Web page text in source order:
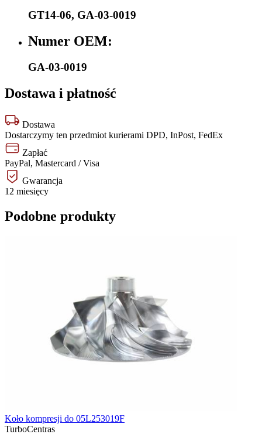
GT14-06, GA-03-0019
Numer OEM:
GA-03-0019
Dostawa i płatność
Dostawa
Dostarczymy ten przedmiot kurierami DPD, InPost, FedEx
Zapłać
PayPal, Mastercard / Visa
Gwarancja
12 miesięcy
Podobne produkty
Koło kompresji do 05L253019F
TurboCentras